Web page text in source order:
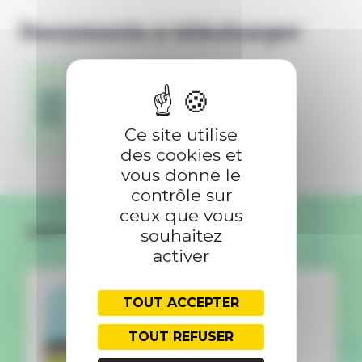
Documents à télécharger
Dans ce dossier
[GEREL] L'ÉLEVAGE DES
GÉNISSES LAITIÈRES
Depuis le début des
Ce site utilise
des cookies et
vous donne le
contrôle sur
ceux que vous
souhaitez
activer
TOUT ACCEPTER
TOUT REFUSER